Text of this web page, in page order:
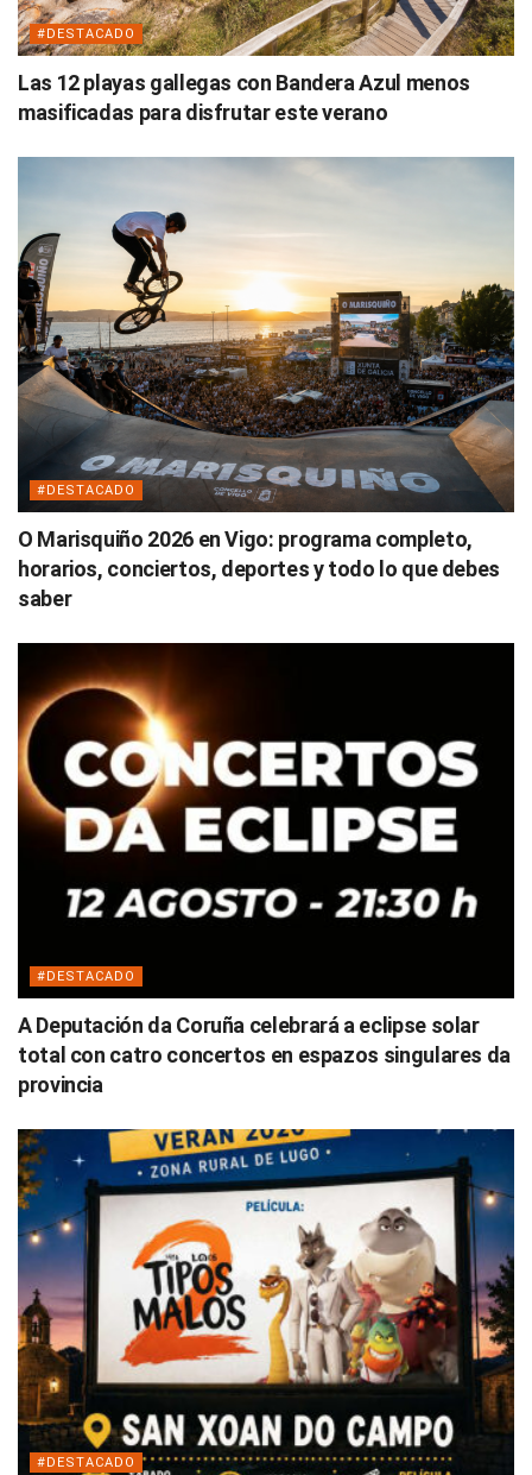
#DESTACADO
Las 12 playas gallegas con Bandera Azul menos
masificadas para disfrutar este verano
#DESTACADO
O Marisquiño 2026 en Vigo: programa completo,
horarios, conciertos, deportes y todo lo que debes
saber
#DESTACADO
A Deputación da Coruña celebrará a eclipse solar
total con catro concertos en espazos singulares da
provincia
#DESTACADO